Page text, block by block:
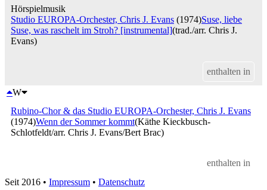
Hörspielmusik
Studio EUROPA-Orchester, Chris J. Evans (1974)Suse, liebe
Suse, was raschelt im Stroh? [instrumental](trad./arr. Chris J.
Evans)
enthalten in
W
Rubino-Chor & das Studio EUROPA-Orchester, Chris J. Evans
(1974)Wenn der Sommer kommt(Käthe Kieckbusch-
Schlotfeldt/arr. Chris J. Evans/Bert Brac)
enthalten in
Seit 2016 • Impressum • Datenschutz